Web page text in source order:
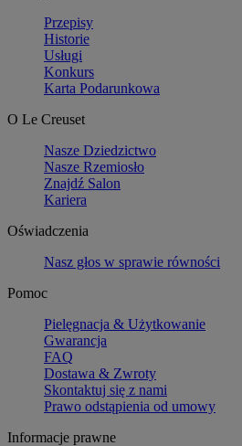
Przepisy
Historie
Usługi
Konkurs
Karta Podarunkowa
O Le Creuset
Nasze Dziedzictwo
Nasze Rzemiosło
Znajdź Salon
Kariera
Oświadczenia
Nasz głos w sprawie równości
Pomoc
Pielęgnacja & Użytkowanie
Gwarancja
FAQ
Dostawa & Zwroty
Skontaktuj się z nami
Prawo odstąpienia od umowy
Informacje prawne